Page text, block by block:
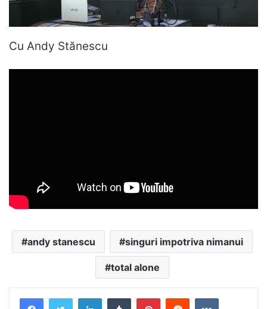
Cu Andy Stănescu
andy stanescu singuri impotriva nimanui
total alone
LinkedInTumblrPinterestRedditVKontakte